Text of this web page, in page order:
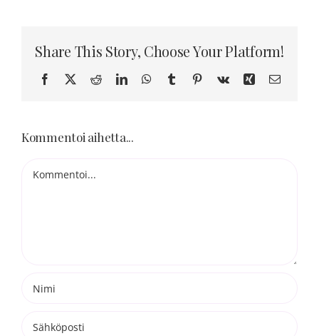
KortitShare This Story, Choose Your Platform!
Facebook
X RedditLinkedInWhatsApp
TumblrPinterest
Vk Xing
Kommentoi aihetta...